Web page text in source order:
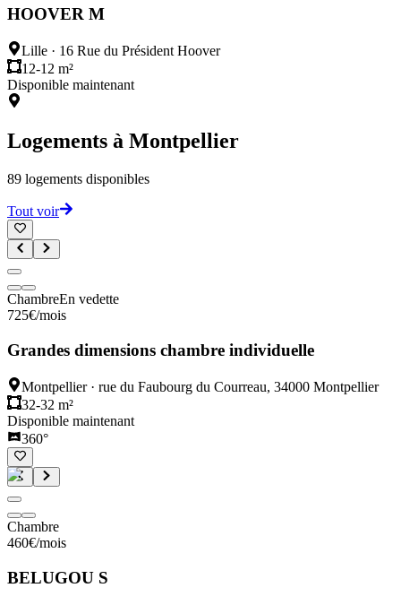
HOOVER M
Lille · 16 Rue du Président Hoover
12-12 m²
Disponible maintenant
Logements à Montpellier
89 logements disponibles
Tout voir
ChambreEn vedette
725€/mois
Grandes dimensions chambre individuelle
Montpellier· rue du Faubourg du Courreau, 34000 Montpellier
32-32 m²
Disponible maintenant
360°
Chambre
460€/mois
BELUGOU S